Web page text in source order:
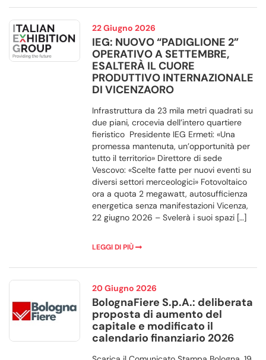
22 Giugno 2026
IEG: NUOVO “PADIGLIONE 2”
OPERATIVO A SETTEMBRE,
ESALTERÀ IL CUORE
PRODUTTIVO INTERNAZIONALE
DI VICENZAORO
Infrastruttura da 23 mila metri quadrati su
due piani, crocevia dell’intero quartiere
fieristico Presidente IEG Ermeti: «Una
promessa mantenuta, un’opportunità per
tutto il territorio» Direttore di sede
Vescovo: «Scelte fatte per nuovi eventi su
diversi settori merceologici» Fotovoltaico
ora a quota 2 megawatt, autosufficienza
energetica senza manifestazioni Vicenza,
22 giugno 2026 – Svelerà i suoi spazi […]
LEGGI DI PIÙ
20 Giugno 2026
BolognaFiere S.p.A.: deliberata
proposta di aumento del
capitale e modificato il
calendario finanziario 2026